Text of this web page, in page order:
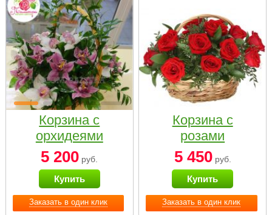
Заказать в один клик
Корзина с
орхидеями
малая
5 200 руб.
Купить
Заказать в один клик
Корзина с
розами
«Красный
Париж»
5 450руб.
Купить